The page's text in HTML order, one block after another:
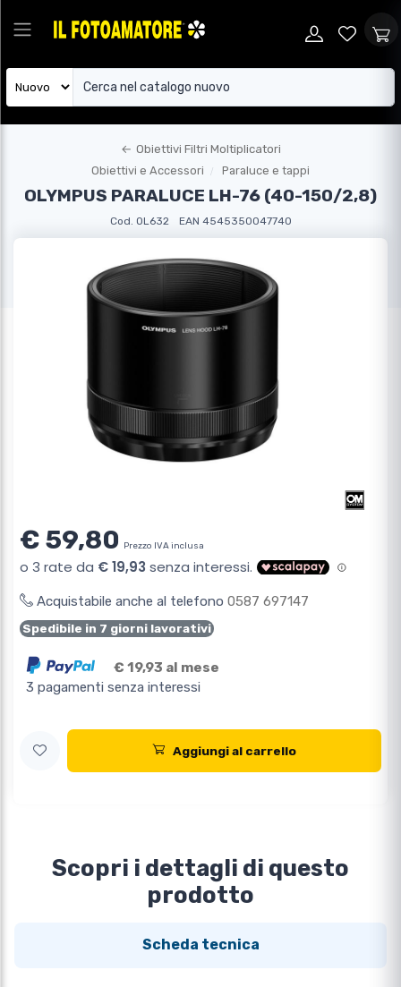
← Obiettivi Filtri Moltiplicatori
Obiettivi e Accessori
Paraluce e tappi
OLYMPUS PARALUCE LH-76 (40-150/2,8)
Cod. OL632 EAN 4545350047740
€ 59,80 Prezzo IVA inclusa
Acquistabile anche al telefono 0587 697147
Spedibile in 7 giorni lavorativi
€ 19,93 al mese
3 pagamenti senza interessi
Aggiungi al carrello
Scopri i dettagli di questo
prodotto
Scheda tecnica